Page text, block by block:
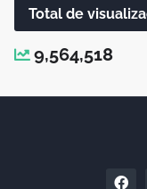
Total de
9,564,518